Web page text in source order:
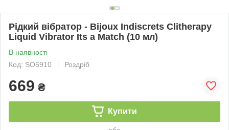
Рідкий вібратор - Bijoux Indiscrets Clitherapy
Liquid Vibrator Its a Match (10 мл)
В наявності
Код: SO5910
Роздріб
669 ₴
Купити